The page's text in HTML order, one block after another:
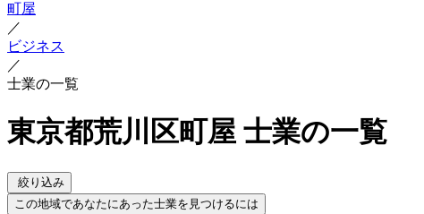
町屋
／
ビジネス
／
士業の一覧
東京都荒川区町屋 士業の一覧
絞り込み
この地域であなたにあった士業を見つけるには